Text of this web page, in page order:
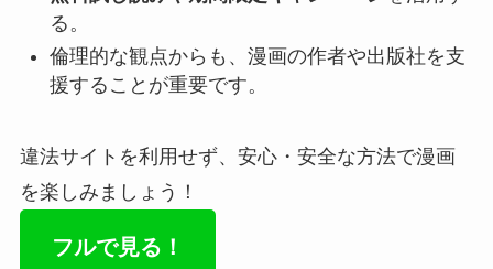
る。
倫理的な観点からも、漫画の作者や出版社を支
援することが重要です。
違法サイトを利用せず、安心・安全な方法で漫画
を楽しみましょう！
フルで見る！